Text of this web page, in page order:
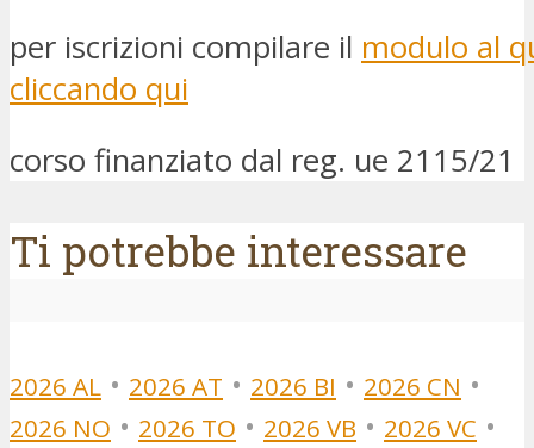
per iscrizioni compilare il modulo al
cliccando qui
corso finanziato dal reg. ue 2115/21
Ti potrebbe interessare
2026 AL • 2026 AT • 2026 BI • 2026 CN •
2026 NO • 2026 TO • 2026 VB • 2026 VC •